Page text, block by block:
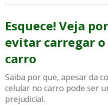
Esquece! Veja
evitar carregar
carro
Saiba por que, apesar da
celular no carro pode ser
prejudicial.